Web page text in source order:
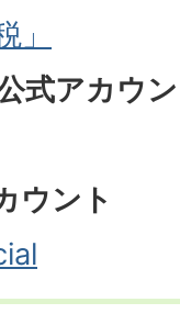
」
式アカウ
ウント